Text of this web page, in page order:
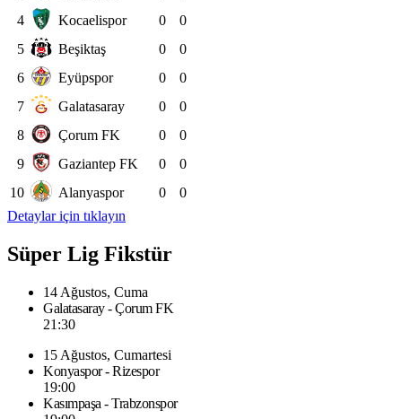
4
Kocaelispor 0
0
5
Beşiktaş 0
0
6
Eyüpspor 0
0
7
Galatasaray 0
0
8
Çorum FK 0
0
9
Gaziantep FK 0
0
10
Alanyaspor 0
0
Detaylar için tıklayın
Süper Lig Fikstür
14 Ağustos, Cuma
Galatasaray - Çorum FK
21:30
15 Ağustos, Cumartesi
Konyaspor - Rizespor
19:00
Kasımpaşa - Trabzonspor